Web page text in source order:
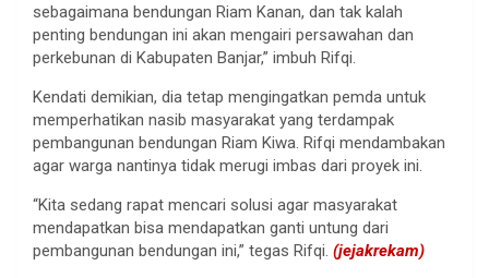
sebagaimana bendungan Riam Kanan, dan tak kalah
penting bendungan ini akan mengairi persawahan dan
perkebunan di Kabupaten Banjar,” imbuh Rifqi.
Kendati demikian, dia tetap mengingatkan pemda untuk
memperhatikan nasib masyarakat yang terdampak
pembangunan bendungan Riam Kiwa. Rifqi mendambakan
agar warga nantinya tidak merugi imbas dari proyek ini.
“Kita sedang rapat mencari solusi agar masyarakat
mendapatkan bisa mendapatkan ganti untung dari
pembangunan bendungan ini,” tegas Rifqi. (jejakrekam)